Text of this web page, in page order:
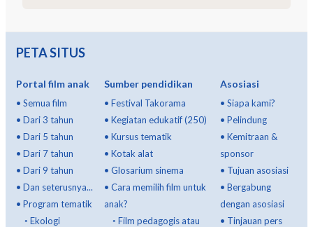
PETA SITUS
Portal film anak
• Semua film
• Dari 3 tahun
• Dari 5 tahun
• Dari 7 tahun
• Dari 9 tahun
• Dan seterusnya...
• Program tematik
◦ Ekologi
Sumber pendidikan
• Festival Takorama
• Kegiatan edukatif (250)
• Kursus tematik
• Kotak alat
• Glosarium sinema
• Cara memilih film untuk
anak?
◦ Film pedagogis atau
Asosiasi
•Siapa kami?
•Pelindung
•Kemitraan &
sponsor
• Tujuan asosiasi
•Bergabung
dengan asosiasi
• Tinjauan pers